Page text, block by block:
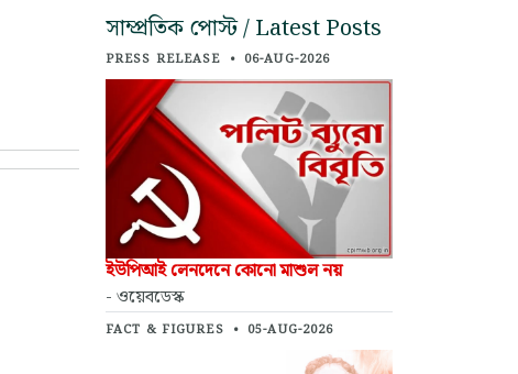
সাম্প্রতিক পোস্ট / Latest Posts
PRESS RELEASE • 06-AUG-2026
ইউপিআই লেনদেনে কোনো মাশুল নয়
- ওয়েবডেস্ক
FACT & FIGURES • 05-AUG-2026